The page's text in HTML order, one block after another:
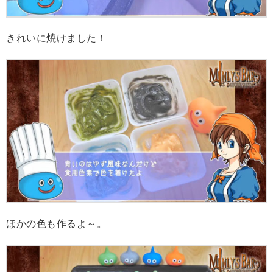
きれいに焼けました！
ほかの色も作るよ～。